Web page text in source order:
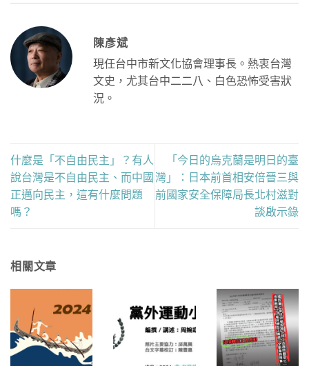
陳彥斌
現任台中市新文化協會理事長。熱衷台灣
文史，尤其台中二二八、白色恐怖受害狀
況。
什麼是「不自由民主」？有人
說台灣是不自由民主、而中國
正邁向民主，這有什麼問題
嗎？
「今日的烏克蘭是明日的臺
灣」：日本前首相安倍晉三與
前國家安全保障局長北村滋對
談啟示錄
相關文章